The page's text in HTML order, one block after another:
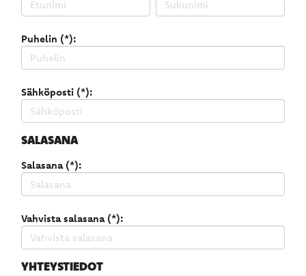
Puhelin (*):
Sähköposti (*):
SALASANA
Salasana (*):
Vahvista salasana (*):
YHTEYSTIEDOT